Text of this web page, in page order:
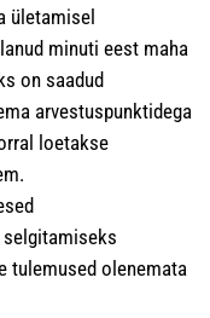
ületamisel
minuti eest maha
on saadud
arvestuspunktidega
loetakse
tulemused olenemata